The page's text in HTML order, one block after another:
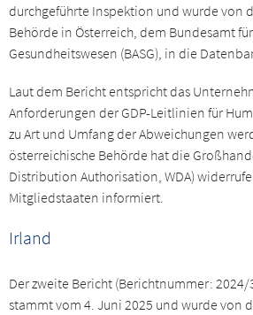
durchgeführte Inspektion und wurde von
Behörde in Österreich, dem Bundesamt
Gesundheitswesen (BASG), in die
Laut dem Bericht entspricht das
Anforderungen der GDP-Leitlinien für
zu Art und Umfang der Abweichungen
österreichische Behörde hat die
Distribution Authorisation, WDA)
Mitgliedstaaten informiert.
Irland
Der zweite Bericht (Berichtnummer:
stammt vom 4. Juni 2025 und wurde von